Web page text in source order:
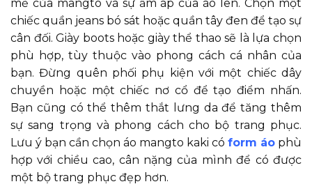
mẽ của mangto và sự ấm áp của áo len. Chọn một
chiếc quần jeans bó sát hoặc quần tây đen để tạo sự
cân đối. Giày boots hoặc giày thể thao sẽ là lựa chọn
phù hợp, tùy thuộc vào phong cách cá nhân của
bạn. Đừng quên phối phụ kiện với một chiếc dây
chuyền hoặc một chiếc nơ cổ để tạo điểm nhấn.
Bạn cũng có thể thêm thắt lưng da để tăng thêm
sự sang trọng và phong cách cho bộ trang phục.
Lưu ý bạn cần chọn áo mangto kaki có form áo phù
hợp với chiều cao, cân nặng của mình để có được
một bộ trang phục đẹp hơn.